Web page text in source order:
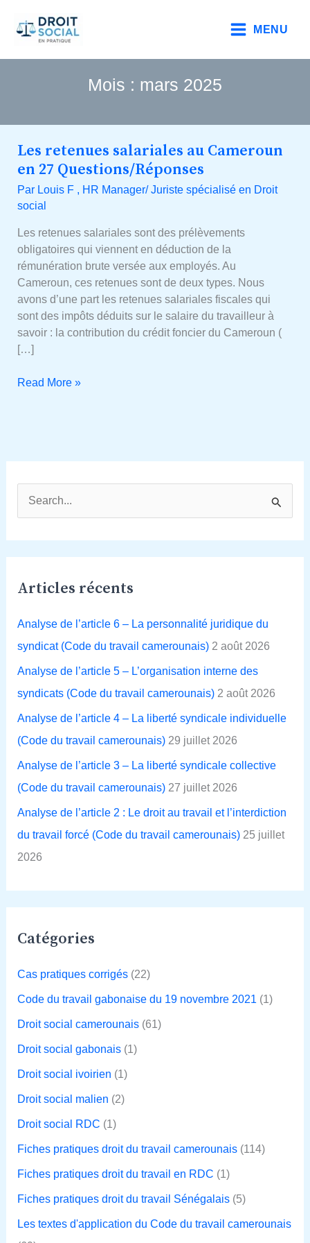
contenu
MENU
Mois : mars 2025
Les retenues salariales au Cameroun
en 27 Questions/Réponses
Par Louis F , HR Manager/ Juriste spécialisé en Droit
social
Les retenues salariales sont des prélèvements
obligatoires qui viennent en déduction de la
rémunération brute versée aux employés. Au
Cameroun, ces retenues sont de deux types. Nous
avons d’une part les retenues salariales fiscales qui
sont des impôts déduits sur le salaire du travailleur à
savoir : la contribution du crédit foncier du Cameroun (
[…]
Les
retenues
en
27
Questions/Réponses
Read More »
e
:
Articles récents
Analyse de l’article 6 – La personnalité juridique du
syndicat (Code du travail camerounais) 2 août 2026
Analyse de l’article 5 – L’organisation interne des
syndicats (Code du travail camerounais) 2 août 2026
Analyse de l’article 4 – La liberté syndicale individuelle
(Code du travail camerounais) 29 juillet 2026
Analyse de l’article 3 – La liberté syndicale collective
(Code du travail camerounais) 27 juillet 2026
Analyse de l’article 2 : Le droit au travail et l’interdiction
du travail forcé (Code du travail camerounais) 25 juillet
2026
Catégories
Cas pratiques corrigés(22)
Code du travail gabonaise du 19 novembre 2021 (1)
Droit social camerounais(61)
Droit social gabonais(1)
Droit social ivoirien (1)
Droit social malien (2)
Droit social RDC (1)
Fiches pratiques droit du travail camerounais(114)
Fiches pratiques droit du travail en RDC (1)
Fiches pratiques droit du travail Sénégalais(5)
Les textes d'application du Code du travail camerounais